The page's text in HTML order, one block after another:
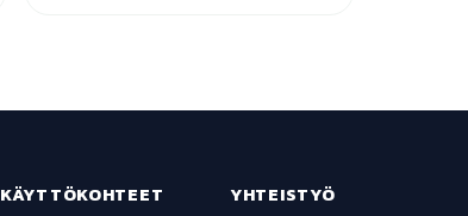
KÄYTTÖKOHTEET YHTEISTYÖ